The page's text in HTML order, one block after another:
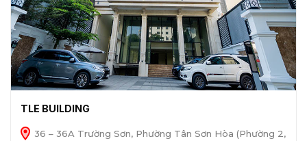
TLE BUILDING
36 – 36A Trường Sơn, Phường Tân Sơn Hòa (Phường 2,